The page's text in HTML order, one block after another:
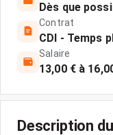
Dès que
Contrat
CDI - Temps
Salaire
13,00 € à
Description